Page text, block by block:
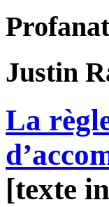
Justin
La
[texte